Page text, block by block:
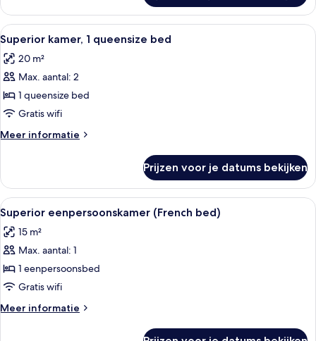
tweepersoonskamer
Alle
foto's
voor
Superior
kamer,
1
queensize
bed
Hotelkamer met een groot bed, een
8
Superior kamer, 1 queensize bed
20 m²
Max. aantal: 2
1 queensize bed
Gratis wifi
Meer informatie
Meer
kamer,
queensize
bed
Prijzen voor je datums bekijken
Alle
foto's
voor
Superior
eenpersoonskamer
(French
bed)
laden
Een hotelkamer met een bed, een
9
Superior eenpersoonskamer (French bed)
15 m²
Max. aantal: 1
1 eenpersoonsbed
Gratis wifi
Meer informatie
Meer